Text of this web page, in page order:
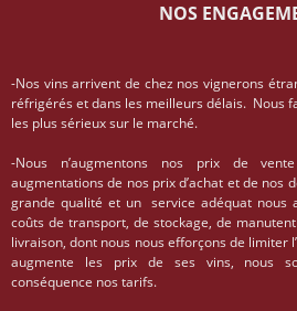
NOS
-Nos vins arrivent de chez nos vignerons
réfrigérés et dans les meilleurs délais. Nous
les plus sérieux sur le marché.
-Nous n’augmentons nos prix de
augmentations de nos prix d’achat et de nos
grande qualité et un service adéquat nous
coûts de transport, de stockage, de
livraison, dont nous nous efforçons de limiter
augmente les prix de ses vins, nous
conséquence nos tarifs.